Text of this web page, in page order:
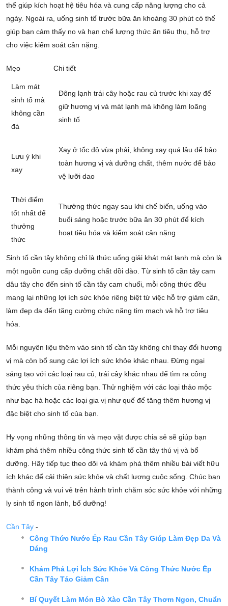
thể giúp kích hoạt hệ tiêu hóa và cung cấp năng lượng cho cả
ngày. Ngoài ra, uống sinh tố trước bữa ăn khoảng 30 phút có thể
giúp bạn cảm thấy no và hạn chế lượng thức ăn tiêu thụ, hỗ trợ
cho việc kiểm soát cân nặng.
Mẹo Chi tiết
Làm mát
sinh tố mà
không cần
đá
Đông lạnh trái cây hoặc rau củ trước khi xay để
giữ hương vị và mát lạnh mà không làm loãng
sinh tố
Lưu ý khi
xay
Xay ở tốc độ vừa phải, không xay quá lâu để bảo
toàn hương vị và dưỡng chất, thêm nước để bảo
vệ lưỡi dao
Thời điểm
tốt nhất để
thưởng
thức
Thưởng thức ngay sau khi chế biến, uống vào
buổi sáng hoặc trước bữa ăn 30 phút để kích
hoạt tiêu hóa và kiểm soát cân nặng
Sinh tố cần tây không chỉ là thức uống giải khát mát lạnh mà còn là
một nguồn cung cấp dưỡng chất dồi dào. Từ sinh tố cần tây cam
dâu tây cho đến sinh tố cần tây cam chuối, mỗi công thức đều
mang lại những lợi ích sức khỏe riêng biệt từ việc hỗ trợ giảm cân,
làm đẹp da đến tăng cường chức năng tim mạch và hỗ trợ tiêu
hóa.
Mỗi nguyên liệu thêm vào sinh tố cần tây không chỉ thay đổi hương
vị mà còn bổ sung các lợi ích sức khỏe khác nhau. Đừng ngại
sáng tạo với các loại rau củ, trái cây khác nhau để tìm ra công
thức yêu thích của riêng bạn. Thử nghiệm với các loại thảo mộc
như bạc hà hoặc các loại gia vị như quế để tăng thêm hương vị
đặc biệt cho sinh tố của bạn.
Hy vọng những thông tin và mẹo vặt được chia sẻ sẽ giúp bạn
khám phá thêm nhiều công thức sinh tố cần tây thú vị và bổ
dưỡng. Hãy tiếp tục theo dõi và khám phá thêm nhiều bài viết hữu
ích khác để cải thiện sức khỏe và chất lượng cuộc sống. Chúc bạn
thành công và vui vẻ trên hành trình chăm sóc sức khỏe với những
ly sinh tố ngon lành, bổ dưỡng!
Cần Tây -
Công Thức Nước Ép Rau Cần Tây Giúp Làm Đẹp Da Và
Dáng
Khám Phá Lợi Ích Sức Khỏe Và Công Thức Nước Ép
Cần Tây Táo Giảm Cân
Bí Quyết Làm Món Bò Xào Cần Tây Thơm Ngon, Chuẩn